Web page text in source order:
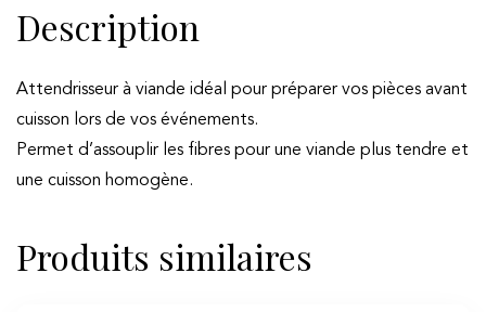
Description
Attendrisseur à viande idéal pour préparer vos pièces avant
cuisson lors de vos événements.
Permet d’assouplir les fibres pour une viande plus tendre et
une cuisson homogène.
Produits similaires